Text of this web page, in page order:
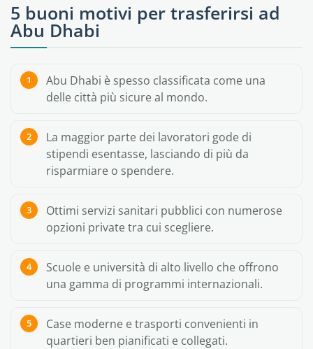
5 buoni motivi per trasferirsi ad
Abu Dhabi
Abu Dhabi è spesso classificata come una
delle città più sicure al mondo.
La maggior parte dei lavoratori gode di
stipendi esentasse, lasciando di più da
risparmiare o spendere.
Ottimi servizi sanitari pubblici con numerose
opzioni private tra cui scegliere.
Scuole e università di alto livello che offrono
una gamma di programmi internazionali.
Case moderne e trasporti convenienti in
quartieri ben pianificati e collegati.